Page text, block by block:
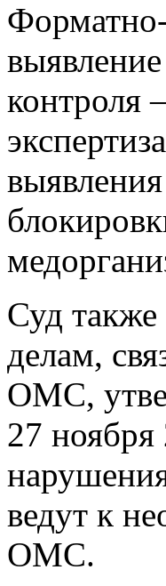
Форматно-
контроля
Суд также
делам,
ОМС,
27 ноября
ведут к
ОМС.